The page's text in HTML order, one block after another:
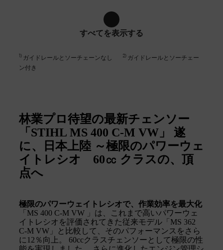
すべてを表示する
1) ガイドレールとソーチェーンなし 2) ガイドレールとソーチェー
ン付き
林業プロ待望の最新チェンソー
「STIHL MS 400 C-M VW」 遂
に、日本上陸 ～極限のパワーウェ
イトレシオ 60㏄ クラスの、頂
点へ
極限のパワーウェイトレシオで、作業効率を最大化
「MS 400 C-M VW 」は、これまで高いパワーウェ
イトレシオを評価されてきた従来モデル「MS 362
C-M VW」と比較して、そのパフォーマンスをさら
に12％向上。 60ccクラスチェンソーとして極限の性